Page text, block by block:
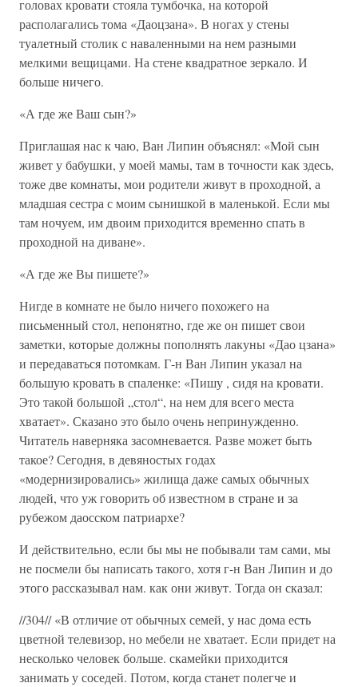
головах кровати стояла тумбочка, на которой
располагались тома «Даоцзана». В ногах у стены
туалетный столик с наваленными на нем разными
мелкими вещицами. На стене квадратное зеркало. И
больше ничего.
«А где же Ваш сын?»
Приглашая нас к чаю, Ван Липин объяснял: «Мой сын
живет у бабушки, у моей мамы, там в точности как здесь,
тоже две комнаты, мои родители живут в проходной, а
младшая сестра с моим сынишкой в маленькой. Если мы
там ночуем, им двоим приходится временно спать в
проходной на диване».
«А где же Вы пишете?»
Нигде в комнате не было ничего похожего на
письменный стол, непонятно, где же он пишет свои
заметки, которые должны пополнять лакуны «Дао цзана»
и передаваться потомкам. Г-н Ван Липин указал на
большую кровать в спаленке: «Пишу , сидя на кровати.
Это такой большой „стол“, на нем для всего места
хватает». Сказано это было очень непринужденно.
Читатель наверняка засомневается. Разве может быть
такое? Сегодня, в девяностых годах
«модернизировались» жилища даже самых обычных
людей, что уж говорить об известном в стране и за
рубежом даосском патриархе?
И действительно, если бы мы не побывали там сами, мы
не посмели бы написать такого, хотя г-н Ван Липин и до
этого рассказывал нам. как они живут. Тогда он сказал:
//304// «В отличие от обычных семей, у нас дома есть
цветной телевизор, но мебели не хватает. Если придет на
несколько человек больше. скамейки приходится
занимать у соседей. Потом, когда станет полегче и